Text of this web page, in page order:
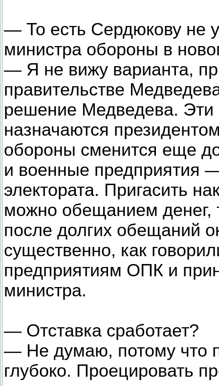
— То есть Сердюкову не
министра обороны в
— Я не вижу варианта,
правительстве
решение Медведева. Эти
назначаются
обороны сменится еще
и военные предприятия
электората. Пригасить
можно обещанием
после долгих обещаний
существенно, как
предприятиям ОПК и
министра.
— Отставка сработает?
— Не думаю, потому что
глубоко. Проецировать